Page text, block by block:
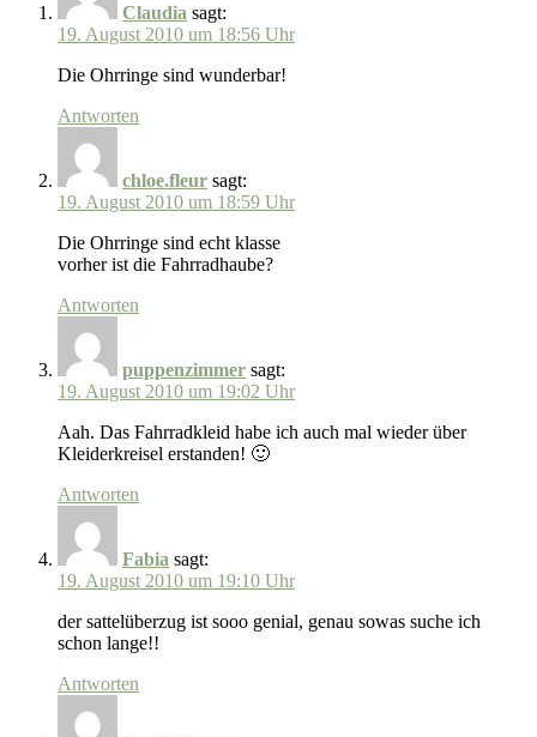
Claudia sagt:
19. August 2010 um 18:56 Uhr
Die Ohrringe sind wunderbar!
Antworten
chloe.fleur sagt:
19. August 2010 um 18:59 Uhr
Die Ohrringe sind echt klasse
vorher ist die Fahrradhaube?
Antworten
puppenzimmer sagt:
19. August 2010 um 19:02 Uhr
Aah. Das Fahrradkleid habe ich auch mal wieder über
Kleiderkreisel erstanden! 🙂
Antworten
Fabia sagt:
19. August 2010 um 19:10 Uhr
der sattelüberzug ist sooo genial, genau sowas suche ich
schon lange!!
Antworten